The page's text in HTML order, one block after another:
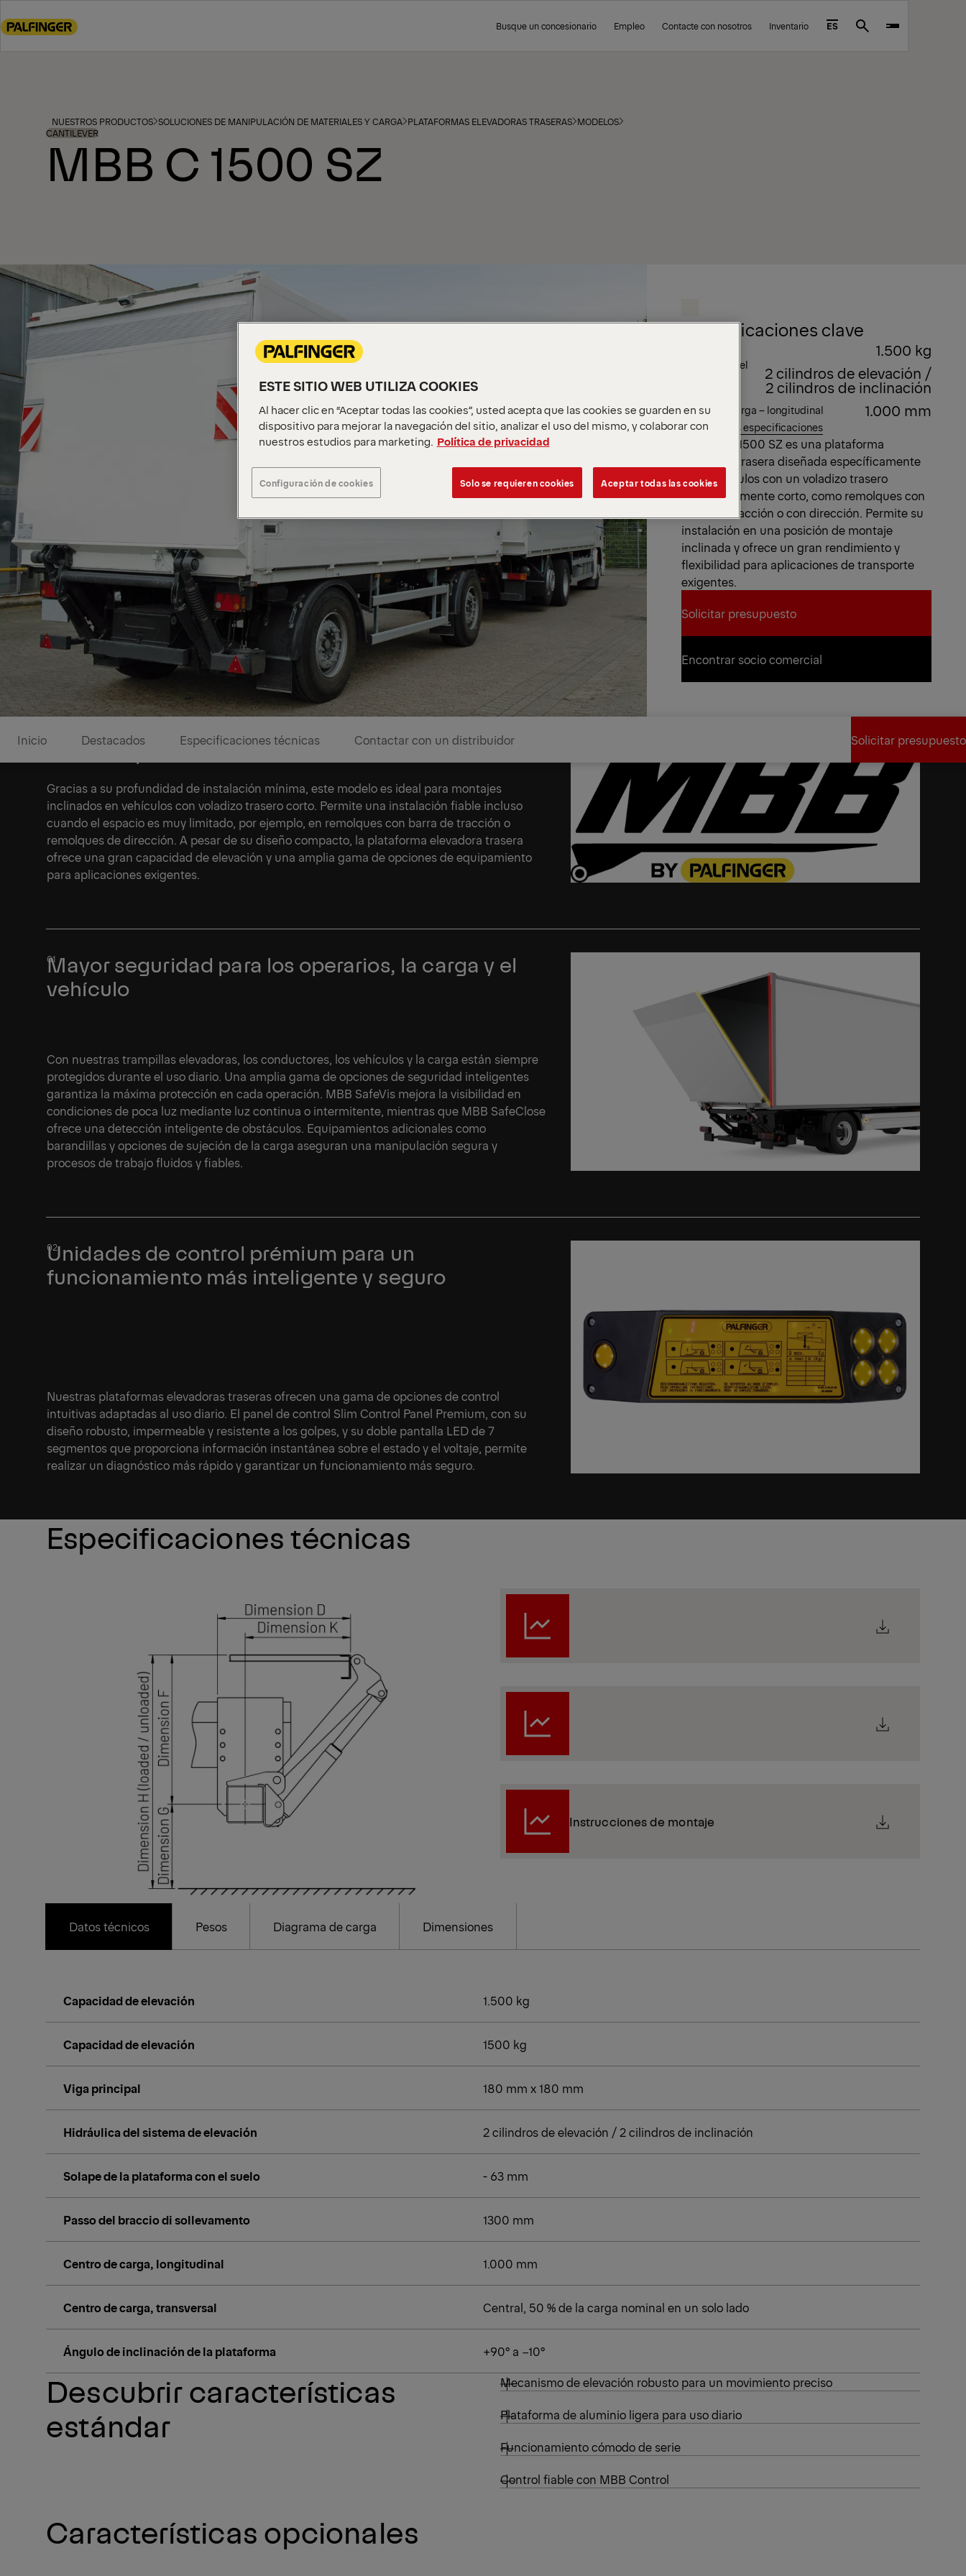
to
Busque un concesionario Empleo Contacte con nosotros Inventario ES Search
NUESTROS PRODUCTOS SOLUCIONES DE MANIPULACIÓN DE MATERIALES Y CARGA PLATAFORMAS ELEVADORAS TRASERAS MODELOS
CANTILEVER
MBB C 1500 SZ
Especificaciones clave
1.500 kg
Hidráulica del
2 cilindros de elevación /
2 cilindros de inclinación
Centro de carga – longitudinal 1.000 mm
Ver todas las especificaciones
La MBB C 1500 SZ es una plataforma
elevadora trasera diseñada específicamente
para vehículos con un voladizo trasero
extremadamente corto, como remolques con
barra de tracción o con dirección. Permite su
instalación en una posición de montaje
inclinada y ofrece un gran rendimiento y
flexibilidad para aplicaciones de transporte
exigentes.
Solicitar presupuesto
Solicitar presupuesto
Encontrar socio comercial
Inicio Destacados Especificaciones técnicas Contactar con un distribuidor Solicitar presupuesto
Solicitar presupuesto
Perfecto para voladizos traseros cortos
Gracias a su profundidad de instalación mínima, este modelo es ideal para montajes
inclinados en vehículos con voladizo trasero corto. Permite una instalación fiable incluso
cuando el espacio es muy limitado, por ejemplo, en remolques con barra de tracción o
remolques de dirección. A pesar de su diseño compacto, la plataforma elevadora trasera
ofrece una gran capacidad de elevación y una amplia gama de opciones de equipamiento
para aplicaciones exigentes.
Mayor seguridad para los operarios, la carga y el
vehículo
Con nuestras trampillas elevadoras, los conductores, los vehículos y la carga están siempre
protegidos durante el uso diario. Una amplia gama de opciones de seguridad inteligentes
garantiza la máxima protección en cada operación. MBB SafeVis mejora la visibilidad en
condiciones de poca luz mediante luz continua o intermitente, mientras que MBB SafeClose
ofrece una detección inteligente de obstáculos. Equipamientos adicionales como
barandillas y opciones de sujeción de la carga aseguran una manipulación segura y
procesos de trabajo fluidos y fiables.
Unidades de control prémium para un
funcionamiento más inteligente y seguro
Nuestras plataformas elevadoras traseras ofrecen una gama de opciones de control
intuitivas adaptadas al uso diario. El panel de control Slim Control Panel Premium, con su
diseño robusto, impermeable y resistente a los golpes, y su doble pantalla LED de 7
segmentos que proporciona información instantánea sobre el estado y el voltaje, permite
realizar un diagnóstico más rápido y garantizar un funcionamiento más seguro.
Especificaciones técnicas
Instrucciones de montaje
Datos técnicos Pesos Diagrama de carga Dimensiones
Capacidad de elevación 1.500 kg
Capacidad de elevación 1500 kg
Viga principal 180 mm x 180 mm
Hidráulica del sistema de elevación 2 cilindros de elevación / 2 cilindros de inclinación
Solape de la plataforma con el suelo - 63 mm
Passo del braccio di sollevamento 1300 mm
Centro de carga, longitudinal 1.000 mm
Centro de carga, transversal Central, 50 % de la carga nominal en un solo lado
Ángulo de inclinación de la plataforma +90° a −10°
Descubrir características
estándar
Mecanismo de elevación robusto para un movimiento preciso
Plataforma de aluminio ligera para uso diario
Funcionamiento cómodo de serie
Control fiable con MBB Control
Características opcionales
ESTE SITIO WEB UTILIZA COOKIES
Al hacer clic en “Aceptar todas las cookies”, usted acepta que las cookies se guarden en su
dispositivo para mejorar la navegación del sitio, analizar el uso del mismo, y colaborar con
nuestros estudios para marketing. Política de privacidad
Configuración de cookies Solo se requieren cookies Aceptar todas las cookies